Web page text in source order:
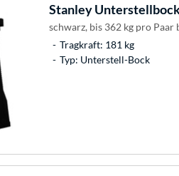
StanleyUnterstellbock
schwarz, bis 362 kg pro Paar
Tragkraft: 181 kg
Typ: Unterstell-Bock